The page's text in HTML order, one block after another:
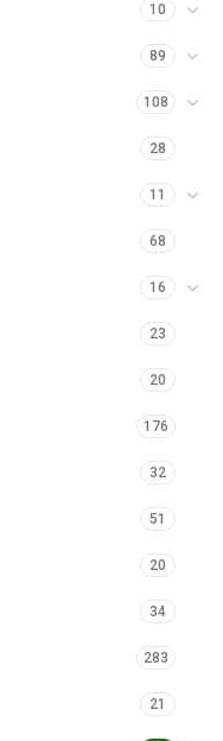
10
89
108
28
11
68
16
23
20
176
32
51
20
34
283
21